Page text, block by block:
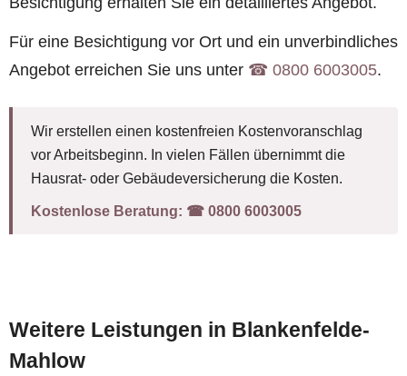
Für eine Besichtigung vor Ort und ein unverbindliches
Angebot erreichen Sie uns unter ☎︎ 0800 6003005.
Wir erstellen einen kostenfreien Kostenvoranschlag
vor Arbeitsbeginn. In vielen Fällen übernimmt die
Hausrat- oder Gebäudeversicherung die Kosten.
Kostenlose Beratung: ☎︎ 0800 6003005
Weitere Leistungen in Blankenfelde-
Mahlow